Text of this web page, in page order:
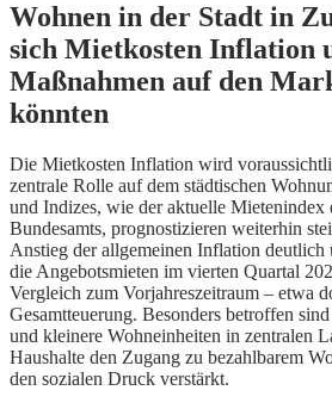
Wohnen in der Stadt in
sich Mietkosten Inflation
Maßnahmen auf den
könnten
Die Mietkosten Inflation wird
zentrale Rolle auf dem städtischen
und Indizes, wie der aktuelle Mietenindex
Bundesamts, prognostizieren weiterhin
Anstieg der allgemeinen Inflation deutlich
die Angebotsmieten im vierten Quartal
Vergleich zum Vorjahreszeitraum – etwa
Gesamtteuerung. Besonders betroffen
und kleinere Wohneinheiten in zentralen
Haushalte den Zugang zu bezahlbarem
den sozialen Druck verstärkt.